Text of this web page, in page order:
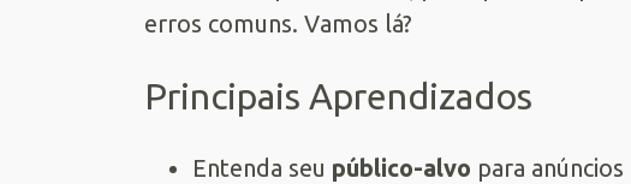
erros comuns. Vamos lá?
Principais Aprendizados
Entenda seu público-alvo para